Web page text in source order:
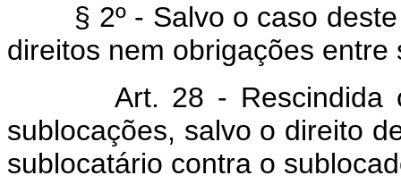
§ 2º - Salvo o caso deste
direitos nem obrigações entre
Art. 28 - Rescindida ou
sublocações, salvo o direito
sublocatário contra o